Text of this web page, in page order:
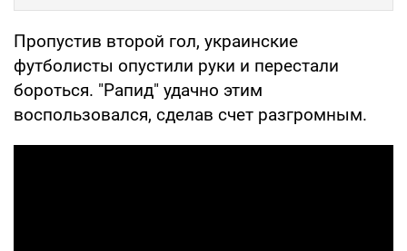
Пропустив второй гол, украинские
футболисты опустили руки и перестали
бороться. "Рапид" удачно этим
воспользовался, сделав счет разгромным.